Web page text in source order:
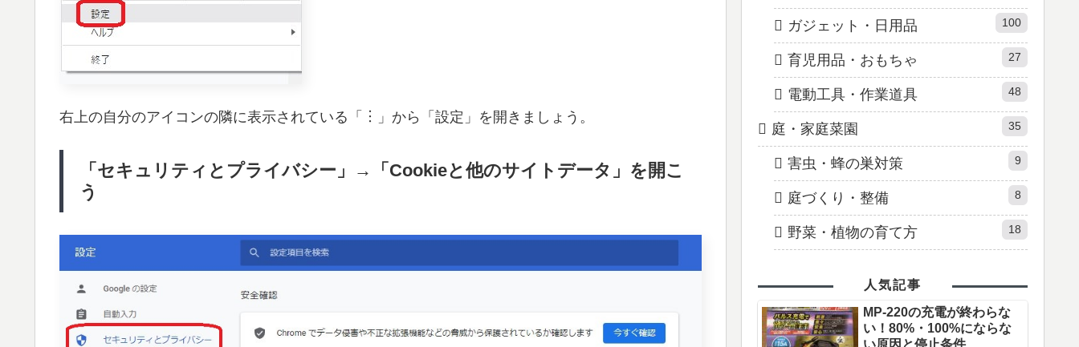
右上の自分のアイコンの隣に表示されている「︙」から「設定」を開きましょう。
「セキュリティとプライバシー」→「Cookieと他のサイトデータ」を開こ
う
ガジェット・日用品 100
育児用品・おもちゃ 27
電動工具・作業道具 48
庭・家庭菜園 35
害虫・蜂の巣対策 9
庭づくり・整備 8
野菜・植物の育て方 18
人気記事
MP-220の充電が終わらな
い！80%・100%にならな
い原因と停止条件